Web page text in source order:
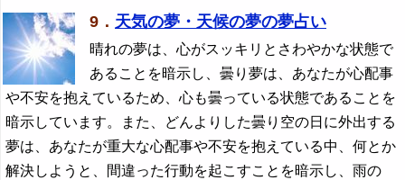
9． 天気の夢・天候の夢の夢占い
晴れの夢は、心がスッキリとさわやかな状態で
あることを暗示し、曇り夢は、あなたが心配事
や不安を抱えているため、心も曇っている状態であることを
暗示しています。また、どんよりした曇り空の日に外出する
夢は、あなたが重大な心配事や不安を抱えている中、何とか
解決しようと、間違った行動を起こすことを暗示し、雨の